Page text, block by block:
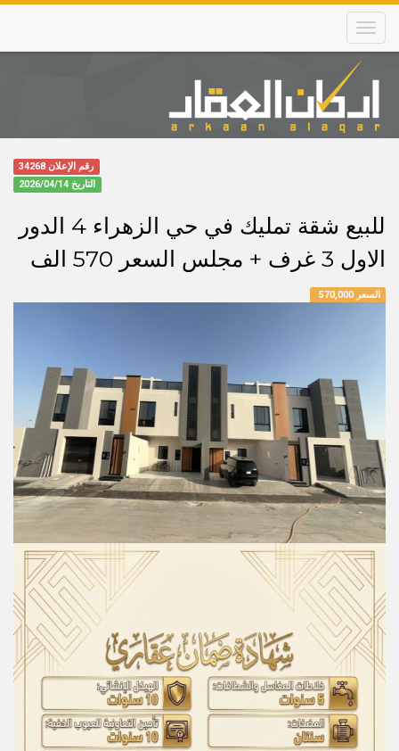
Skip
main
content
Main
navigation
رقم الإعلان 34268
التاريخ 2026/04/14
للبيع شقة تمليك في حي الزهراء 4 الدور
الاول 3 غرف + مجلس السعر 570 الف
السعر 570,000